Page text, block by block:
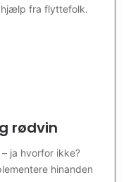
fra flyttefolk.
rødvin
ja hvorfor ikke?
hinanden